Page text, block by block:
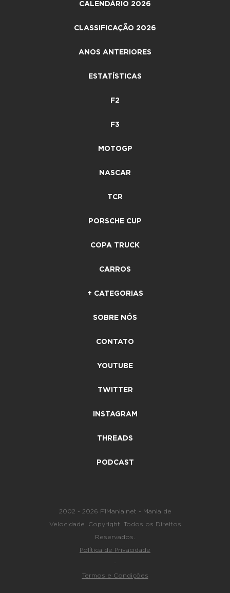
CALENDÁRIO 2026
CLASSIFICAÇÃO 2026
ANOS ANTERIORES
ESTATÍSTICAS
F2
F3
MOTOGP
NASCAR
TCR
PORSCHE CUP
COPA TRUCK
CARROS
+ CATEGORIAS
SOBRE NÓS
CONTATO
YOUTUBE
TWITTER
INSTAGRAM
THREADS
PODCAST
2002 - 2026 F1Mania.net - Mania de
Velocidade. Copyright. Todos os Direitos
Reservados.
Política de Privacidade
-
Termos e Condições